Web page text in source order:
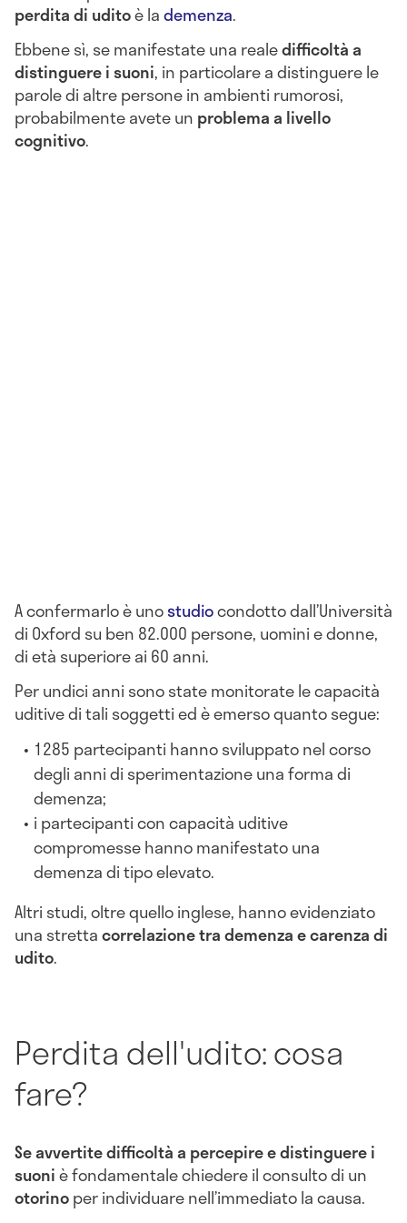
perdita di uditoè lademenza.
Ebbene sì, se manifestate una realedifficoltà a
distinguere i suoni, in particolare a distinguere le
parole di altre persone in ambienti rumorosi,
probabilmente avete un problema a livello
cognitivo.
A confermarlo è unostudiocondotto dall’Università
di Oxford su ben 82.000 persone, uomini e donne,
di età superiore ai 60 anni.
Per undici anni sono state monitorate le capacità
uditive di tali soggetti ed è emerso quanto segue:
1285 partecipanti hanno sviluppato nel corso
degli anni di sperimentazione una forma di
demenza;
i partecipanti con capacità uditive
compromesse hanno manifestato una
demenza di tipo elevato.
Altri studi, oltre quello inglese, hanno evidenziato
una strettacorrelazione tra demenza e carenza di
udito.
Perdita dell'udito: cosa
fare?
Se avvertite difficoltà a percepire e distinguere i
suoniè fondamentale chiedere il consulto di un
otorinoper individuare nell’immediato la causa.